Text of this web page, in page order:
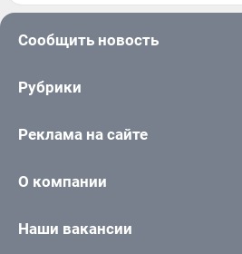
Сообщить новость
Рубрики
Реклама на сайте
О компании
Наши вакансии